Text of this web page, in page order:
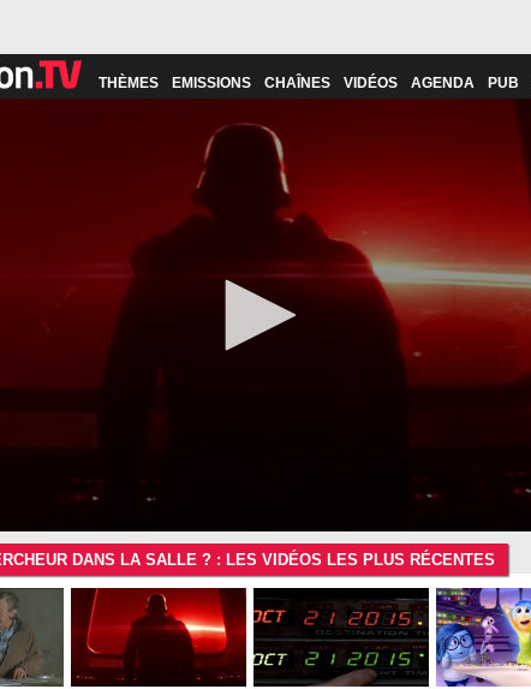
THÈMES EMISSIONS CHAÎNES VIDÉOS AGENDA PUB
DANS LA SALLE ? : LES VIDÉOS LES PLUS RÉCENTES